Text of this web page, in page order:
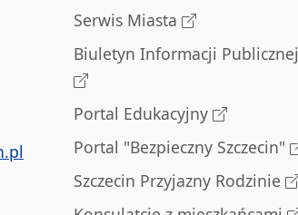
Serwis Miasta
Biuletyn Informacji Publicznej
Portal Edukacyjny
Portal "Bezpieczny Szczecin"
Szczecin Przyjazny Rodzinie